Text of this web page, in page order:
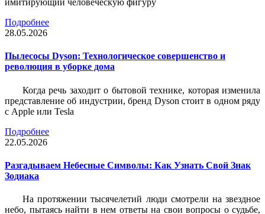
имитирующий человеческую фигуру
Подробнее
28.05.2026
Пылесосы Dyson: Технологическое совершенство и
революция в уборке дома
Когда речь заходит о бытовой технике, которая изменила
представление об индустрии, бренд Dyson стоит в одном ряду
с Apple или Tesla
Подробнее
22.05.2026
Разгадываем Небесные Символы: Как Узнать Свой Знак
Зодиака
На протяжении тысячелетий люди смотрели на звездное
небо, пытаясь найти в нем ответы на свои вопросы о судьбе,